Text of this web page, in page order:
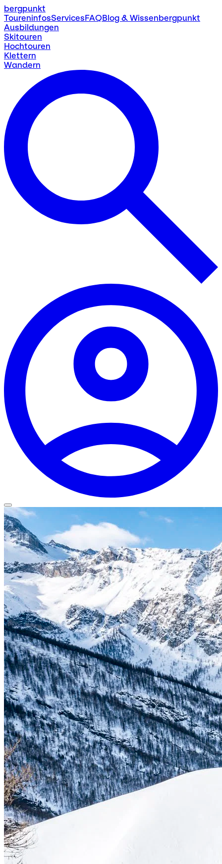
bergpunkt
ToureninfosServicesFAQBlog & Wissenbergpunkt
Ausbildungen
Skitouren
Hochtouren
Klettern
Wandern